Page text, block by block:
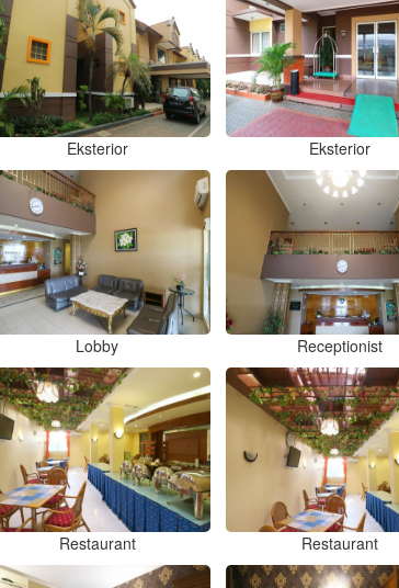
Eksterior Eksterior
Lobby Receptionist
Restaurant Restaurant